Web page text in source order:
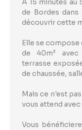
A 15 minutes au
de Bordes dans
découvrir cette
Elle se compose
de 40m²
terrasse
de chaussée,
Mais ce n'est
vous attend avec
Vous